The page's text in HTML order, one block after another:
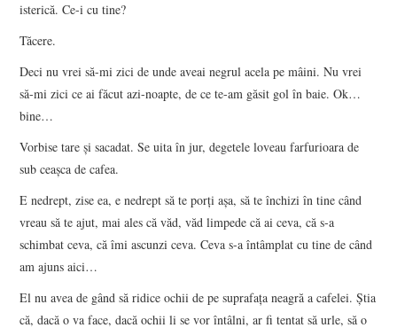
isterică. Ce-i cu tine?
Tăcere.
Deci nu vrei să-mi zici de unde aveai negrul acela pe mâini. Nu vrei
să-mi zici ce ai făcut azi-noapte, de ce te-am găsit gol în baie. Ok…
bine…
Vorbise tare şi sacadat. Se uita în jur, degetele loveau farfurioara de
sub ceaşca de cafea.
E nedrept, zise ea, e nedrept să te porţi aşa, să te închizi în tine când
vreau să te ajut, mai ales că văd, văd limpede că ai ceva, că s-a
schimbat ceva, că îmi ascunzi ceva. Ceva s-a întâmplat cu tine de când
am ajuns aici…
El nu avea de gând să ridice ochii de pe suprafaţa neagră a cafelei. Ştia
că, dacă o va face, dacă ochii li se vor întâlni, ar fi tentat să urle, să o